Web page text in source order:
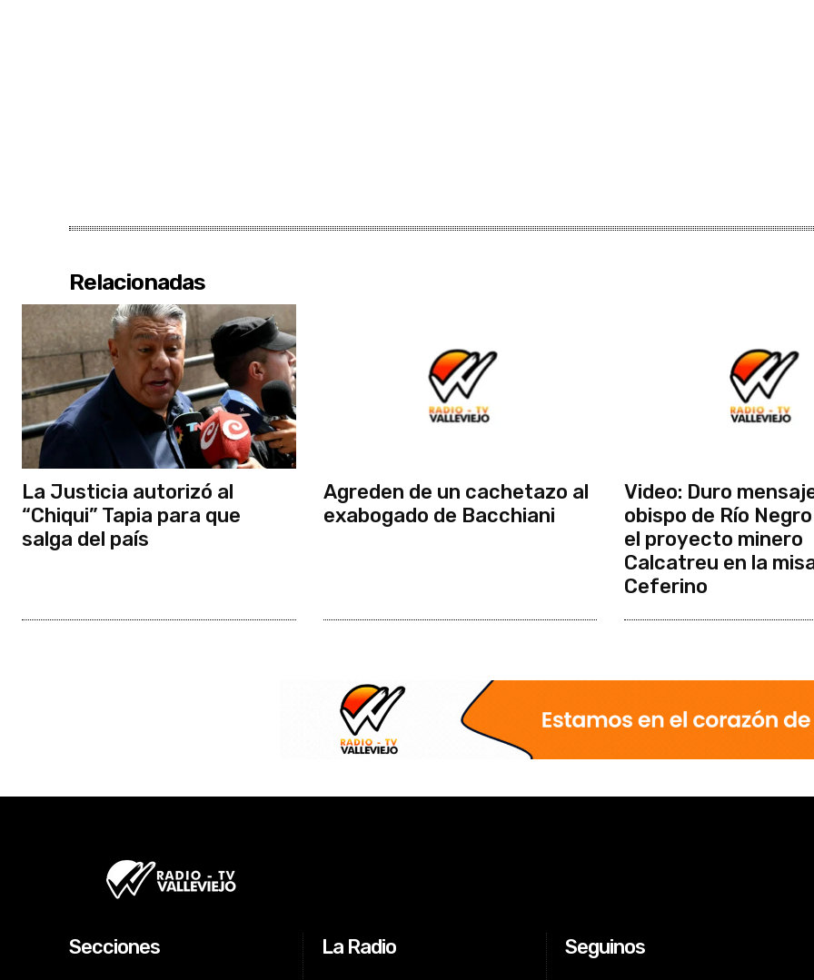
Relacionadas
La Justicia autorizó al
“Chiqui” Tapia para que
salga del país
Agreden de un cachetazo al
exabogado de Bacchiani
Video: Duro
obispo de Río
el proyecto minero
Calcatreu en la
Ceferino
Secciones La Radio Seguinos